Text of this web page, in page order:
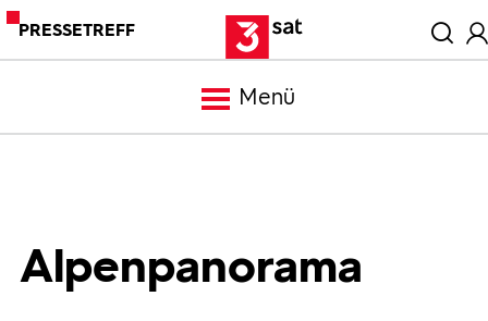
PRESSETREFF
Menü
Alpenpanorama